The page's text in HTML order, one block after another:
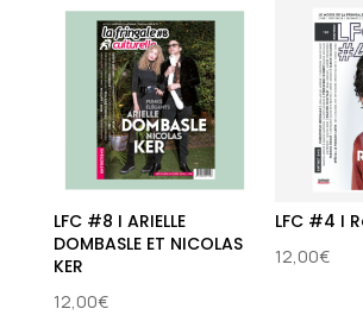
LFC #8 I ARIELLE
DOMBASLE ET NICOLAS
KER
12,00€
LFC #4 I
12,00€